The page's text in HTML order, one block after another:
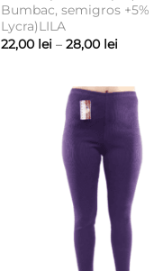
Bumbac, semigros +5%
Lycra)LILA
22,00 lei – 28,00 lei
până
28,00 lei